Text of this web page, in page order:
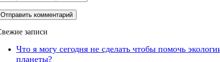
записи
Что я могу сегодня не сделать чтобы помочь
планеты?